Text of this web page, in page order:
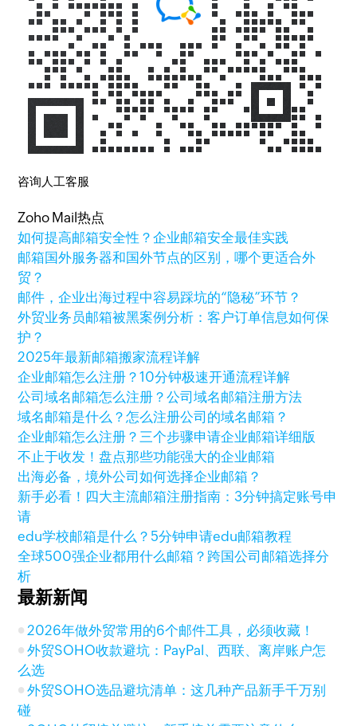
咨询人工客服
Zoho Mail热点
如何提高邮箱安全性？企业邮箱安全最佳实践
邮箱国外服务器和国外节点的区别，哪个更适合外
贸？
邮件，企业出海过程中容易踩坑的“隐秘”环节？
外贸业务员邮箱被黑案例分析：客户订单信息如何保
护？
2025年最新邮箱搬家流程详解
企业邮箱怎么注册？10分钟极速开通流程详解
公司域名邮箱怎么注册？公司域名邮箱注册方法
域名邮箱是什么？怎么注册公司的域名邮箱？
企业邮箱怎么注册？三个步骤申请企业邮箱详细版
不止于收发！盘点那些功能强大的企业邮箱
出海必备，境外公司如何选择企业邮箱？
新手必看！四大主流邮箱注册指南：3分钟搞定账号申
请
edu学校邮箱是什么？5分钟申请edu邮箱教程
全球500强企业都用什么邮箱？跨国公司邮箱选择分
析
最新新闻
2026年做外贸常用的6个邮件工具，必须收藏！
外贸SOHO收款避坑：PayPal、西联、离岸账户怎
么选
外贸SOHO选品避坑清单：这几种产品新手千万别
碰